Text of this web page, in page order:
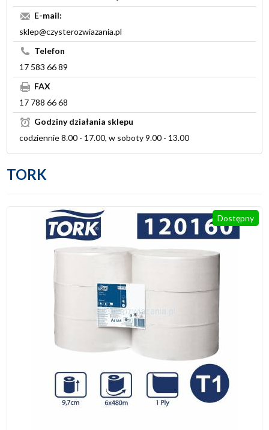
E-mail:
sklep@czysterozwiazania.pl
Telefon
17 583 66 89
FAX
17 788 66 68
Godziny działania sklepu
codziennie 8.00 - 17.00, w soboty 9.00 - 13.00
TORK
Dostępny